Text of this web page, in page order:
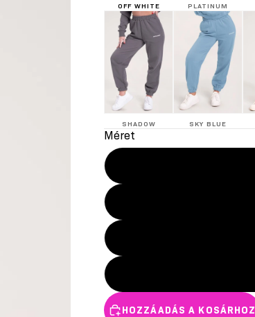
Second skin
OFF WHITE PLATINUM
SHADOW SKY BLUE
Méret
HOZZÁADÁS A KOSÁRHOZ